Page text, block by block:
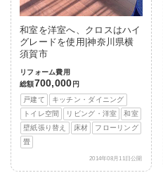
和室を洋室へ、クロスはハイ
グレードを使用|神奈川県横
須賀市
リフォーム費用
総額700,000 円
戸建て
キッチン・ダイニング
トイレ空間
リビング・洋室
和室
壁紙張り替え
床材
フローリング
畳
2014年08月11日公開